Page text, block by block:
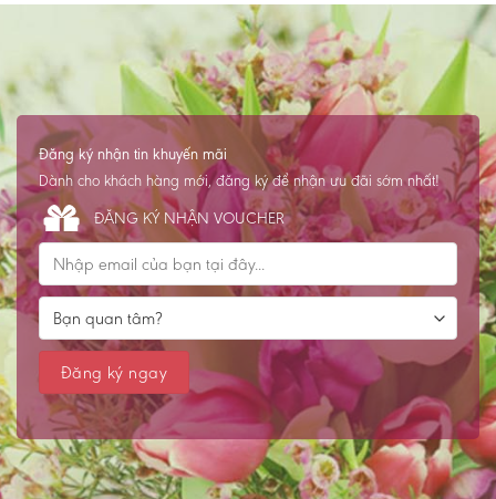
Đăng ký nhận tin khuyến mãi
Dành cho khách hàng mới, đăng ký để nhận ưu đãi sớm nhất!
ĐĂNG KÝ NHẬN VOUCHER